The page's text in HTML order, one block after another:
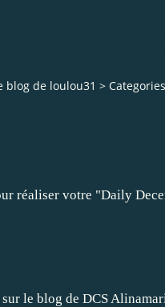
blog de loulou31 > Categories
réaliser votre "Daily
sur le blog de DCS